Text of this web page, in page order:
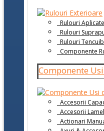
Rulouri Aplicate
Rulouri
Rulouri
Componente
Componente
Accesorii
Accesorii
Actionari